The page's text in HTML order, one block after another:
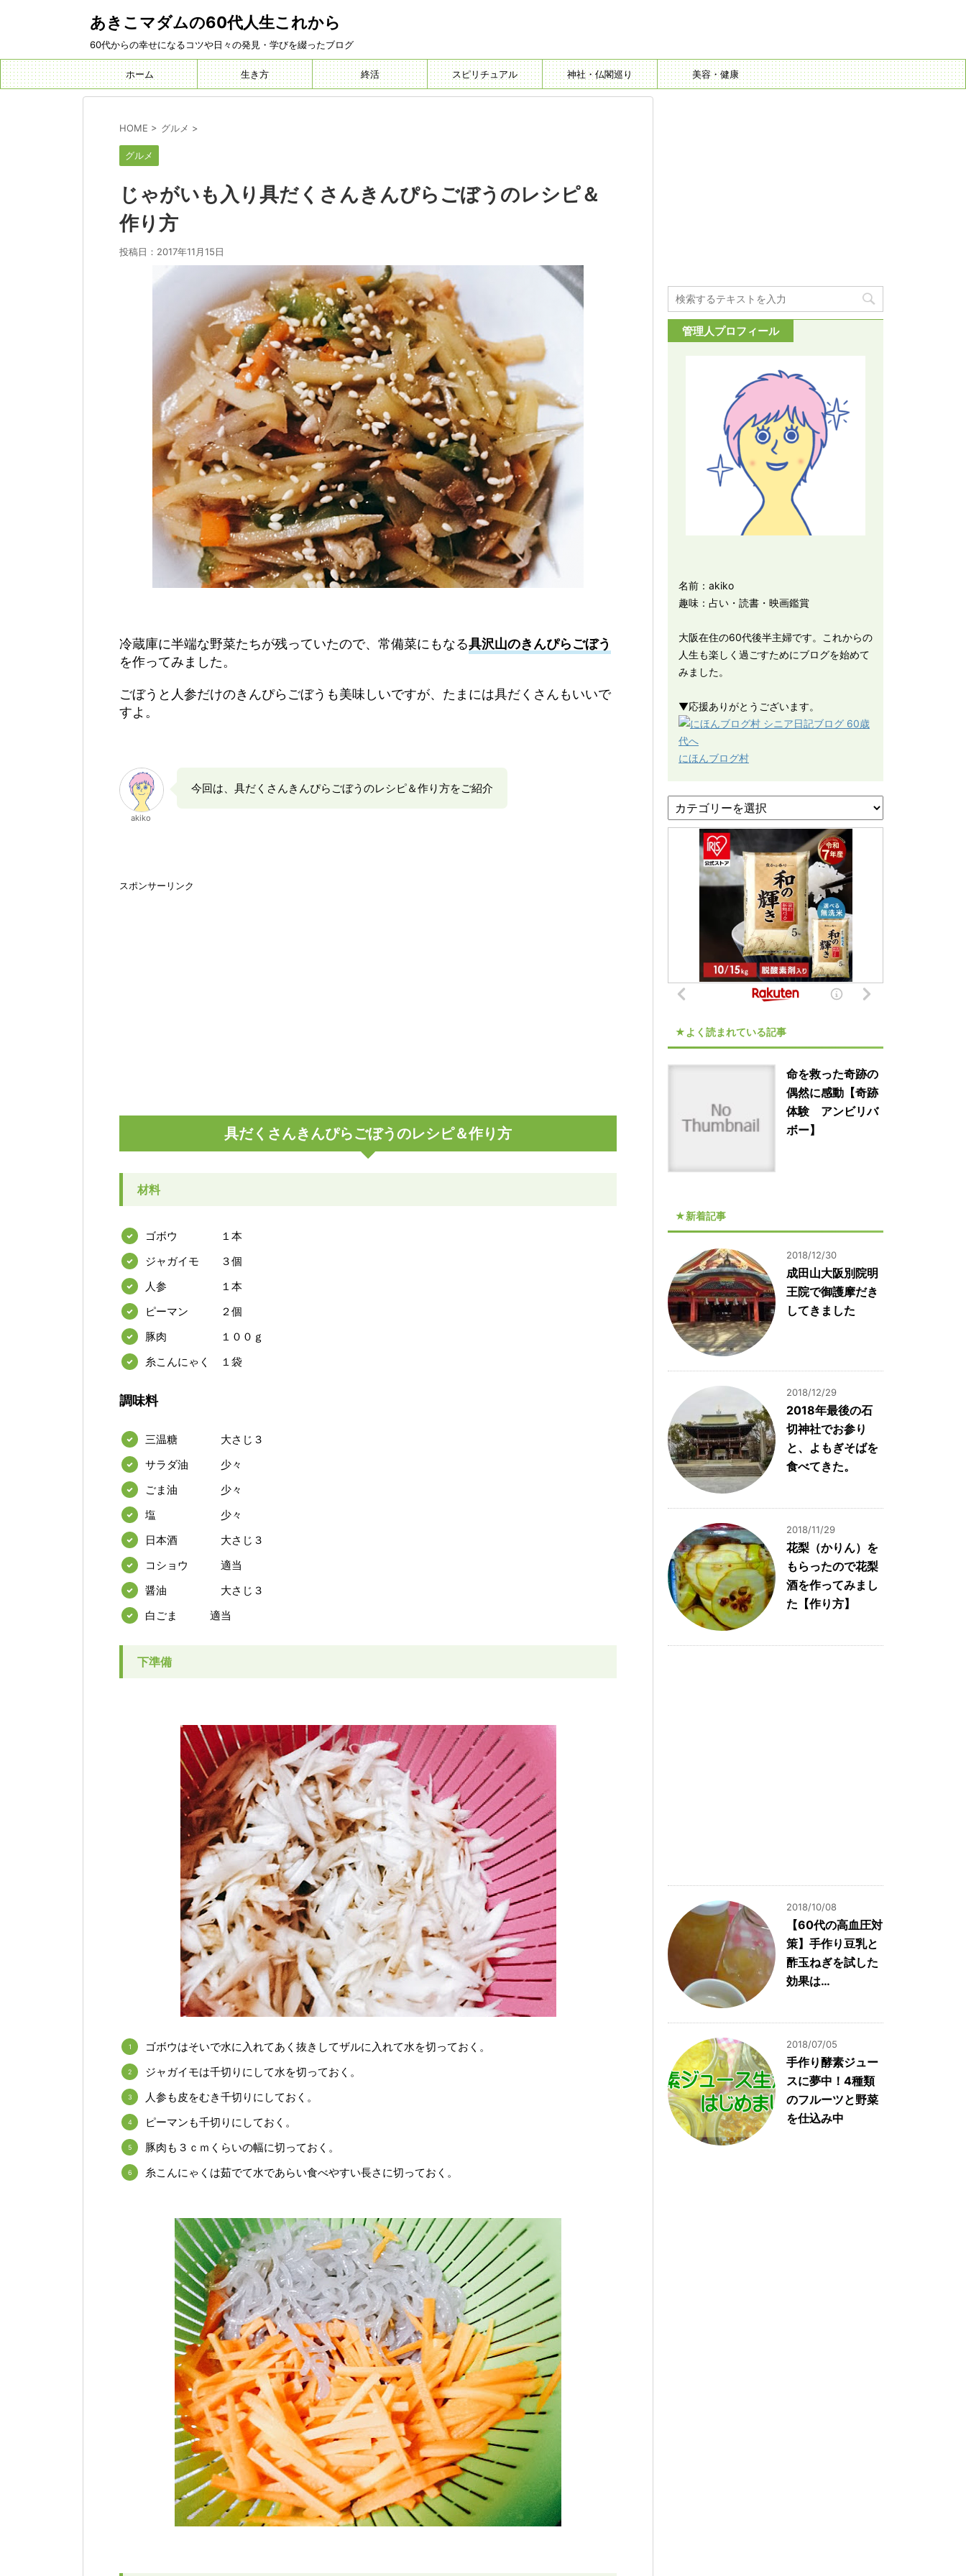
あきこマダムの60代人生これから
60代からの幸せになるコツや日々の発見・学びを綴ったブログ
ホーム 生き方 終活 スピリチュアル 神社・仏閣巡り 美容・健康
HOME > グルメ >
グルメ
じゃがいも入り具だくさんきんぴらごぼうのレシピ＆
作り方
投稿日： 2017年11月15日
冷蔵庫に半端な野菜たちが残っていたので、常備菜にもなる具沢山のきんぴらごぼう
を作ってみました。
ごぼうと人参だけのきんぴらごぼうも美味しいですが、たまには具だくさんもいいで
すよ。
akiko
今回は、具だくさんきんぴらごぼうのレシピ＆作り方をご紹介
スポンサーリンク
具だくさんきんぴらごぼうのレシピ＆作り方
材料
ゴボウ １本
ジャガイモ ３個
人参 １本
ピーマン ２個
豚肉 １００ｇ
糸こんにゃく １袋
調味料
三温糖 大さじ３
サラダ油 少々
ごま油 少々
塩 少々
日本酒 大さじ３
コショウ 適当
醤油 大さじ３
白ごま 適当
下準備
ゴボウはそいで水に入れてあく抜きしてザルに入れて水を切っておく。
ジャガイモは千切りにして水を切っておく。
人参も皮をむき千切りにしておく。
ピーマンも千切りにしておく。
豚肉も３ｃｍくらいの幅に切っておく。
糸こんにゃくは茹でて水であらい食べやすい長さに切っておく。
管理人プロフィール
名前：akiko
趣味：占い・読書・映画鑑賞
大阪在住の60代後半主婦です。これからの
人生も楽しく過ごすためにブログを始めて
みました。
▼応援ありがとうございます。
にほんブログ村
★よく読まれている記事
命を救った奇跡の
偶然に感動【奇跡
体験 アンビリバ
ボー】
★新着記事
2018/12/30
成田山大阪別院明
王院で御護摩だき
してきました
2018/12/29
2018年最後の石
切神社でお参り
と、よもぎそばを
食べてきた。
2018/11/29
花梨（かりん）を
もらったので花梨
酒を作ってみまし
た【作り方】
2018/10/08
【60代の高血圧対
策】手作り豆乳と
酢玉ねぎを試した
効果は…
2018/07/05
手作り酵素ジュー
スに夢中！4種類
のフルーツと野菜
を仕込み中